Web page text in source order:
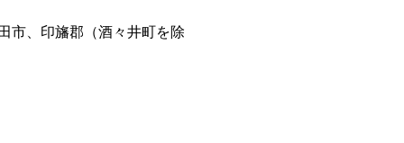
市、印旛郡（酒々井町を除